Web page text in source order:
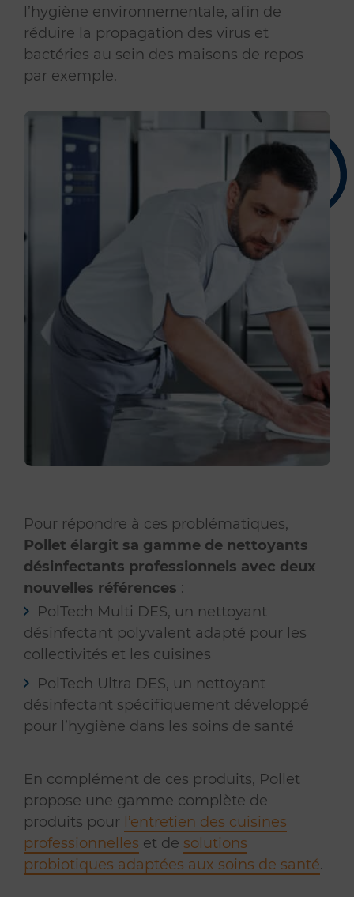
l’hygiène environnementale, afin de
réduire la propagation des virus et
bactéries au sein des maisons de repos
par exemple.
Pour répondre à ces problématiques,
Pollet élargit sa gamme de nettoyants
désinfectants professionnels avec deux
nouvelles références :
PolTech Multi DES, un nettoyant
désinfectant polyvalent adapté pour les
collectivités et les cuisines
PolTech Ultra DES, un nettoyant
désinfectant spécifiquement développé
pour l’hygiène dans les soins de santé
En complément de ces produits, Pollet
propose une gamme complète de
produits pour l’entretien des cuisines
professionnelles et de solutions
probiotiques adaptées aux soins de santé.